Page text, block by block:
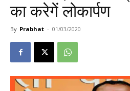
का करेगें लोकार्पण
By Prabhat - 01/03/2020